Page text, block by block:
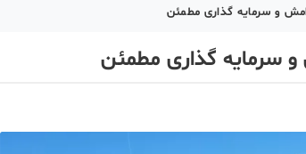
و سرمایه گذاری مطمئن
و سرمایه گذاری مطمئن